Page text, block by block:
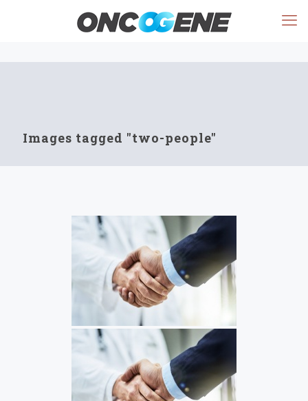
Images tagged "two-people"